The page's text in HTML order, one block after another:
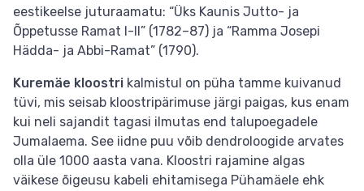
eestikeelse juturaamatu: “Üks Kaunis Jutto- ja
Õppetusse Ramat I-II” (1782–87) ja “Ramma Josepi
Hädda- ja Abbi-Ramat” (1790).
Kuremäe kloostri kalmistul on püha tamme kuivanud
tüvi, mis seisab kloostripärimuse järgi paigas, kus enam
kui neli sajandit tagasi ilmutas end talupoegadele
Jumalaema. See iidne puu võib dendroloogide arvates
olla üle 1000 aasta vana. Kloostri rajamine algas
väikese õigeusu kabeli ehitamisega Pühamäele ehk